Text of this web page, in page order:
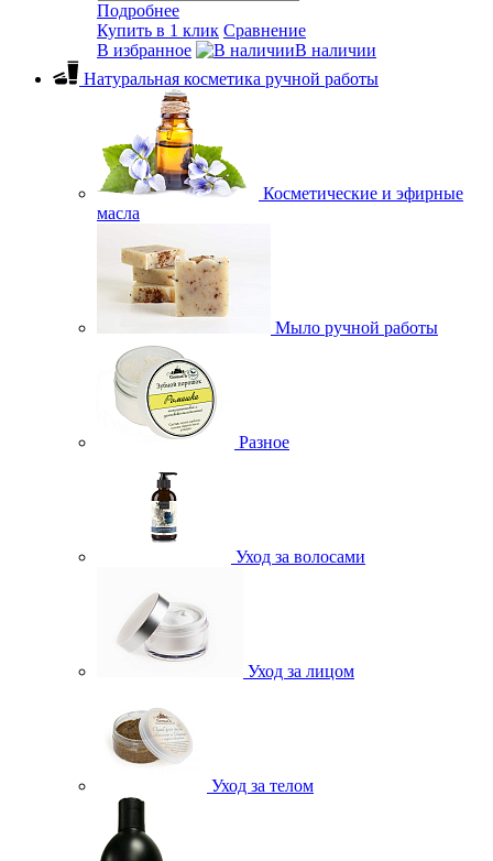
Подробнее
Купить в 1 клик Сравнение
В избранное
В наличии
Натуральная косметика ручной работы
Косметические и эфирные
масла
Мыло ручной работы
Разное
Уход за волосами
Уход за лицом
Уход за телом